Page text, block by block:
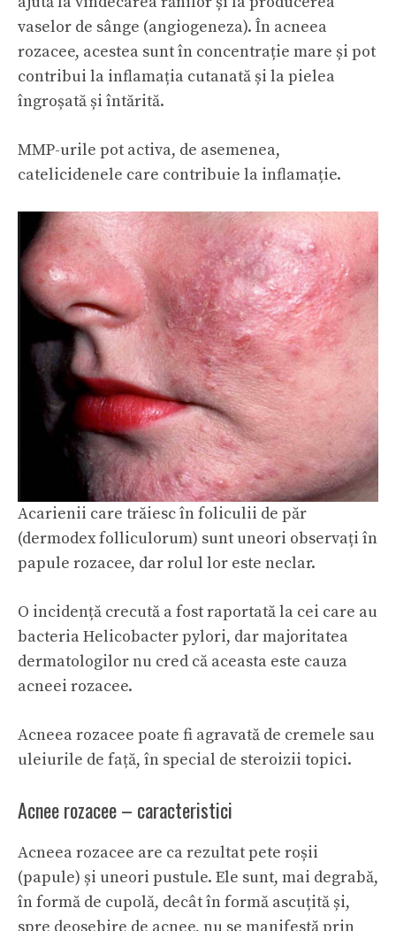
vaselor de sânge (angiogeneza). În acneea
rozacee, acestea sunt în concentrație mare și pot
contribui la inflamația cutanată și la pielea
îngroșată și întărită.
MMP-urile pot activa, de asemenea,
catelicidenele care contribuie la inflamație.
Acarienii care trăiesc în foliculii de păr
(dermodex folliculorum) sunt uneori observați în
papule rozacee, dar rolul lor este neclar.
O incidență crecută a fost raportată la cei care au
bacteria Helicobacter pylori, dar majoritatea
dermatologilor nu cred că aceasta este cauza
acneei rozacee.
Acneea rozacee poate fi agravată de cremele sau
uleiurile de față, în special de steroizii topici.
Acnee rozacee – caracteristici
Acneea rozacee are ca rezultat pete roșii
(papule) și uneori pustule. Ele sunt, mai degrabă,
în formă de cupolă, decât în formă ascuțită și,